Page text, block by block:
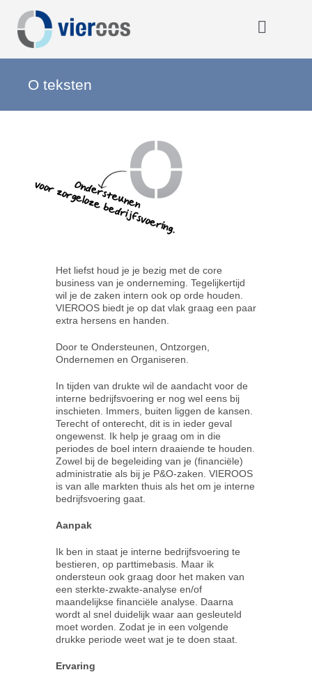
naar
inhoud
Toggle
Home
Over VIEROOS
Eerdere activiteiten
O teksten
Het liefst houd je je bezig met de core
business van je onderneming. Tegelijkertijd
wil je de zaken intern ook op orde houden.
VIEROOS biedt je op dat vlak graag een paar
extra hersens en handen.
Door te Ondersteunen, Ontzorgen,
Ondernemen en Organiseren.
In tijden van drukte wil de aandacht voor de
interne bedrijfsvoering er nog wel eens bij
inschieten. Immers, buiten liggen de kansen.
Terecht of onterecht, dit is in ieder geval
ongewenst. Ik help je graag om in die
periodes de boel intern draaiende te houden.
Zowel bij de begeleiding van je (financiële)
administratie als bij je P&O-zaken. VIEROOS
is van alle markten thuis als het om je interne
bedrijfsvoering gaat.
Aanpak
Ik ben in staat je interne bedrijfsvoering te
bestieren, op parttimebasis. Maar ik
ondersteun ook graag door het maken van
een sterkte-zwakte-analyse en/of
maandelijkse financiële analyse. Daarna
wordt al snel duidelijk waar aan gesleuteld
moet worden. Zodat je in een volgende
drukke periode weet wat je te doen staat.
Ervaring